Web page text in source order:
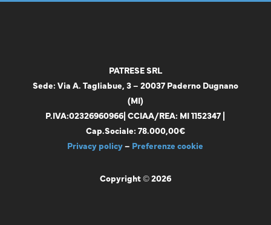
PATRESE SRL
Sede: Via A. Tagliabue, 3 – 20037 Paderno Dugnano
(MI)
P.IVA:02326960966| CCIAA/REA: MI 1152347 |
Cap.Sociale: 78.000,00€
Privacy policy– Preferenze cookie
Copyright © 2026